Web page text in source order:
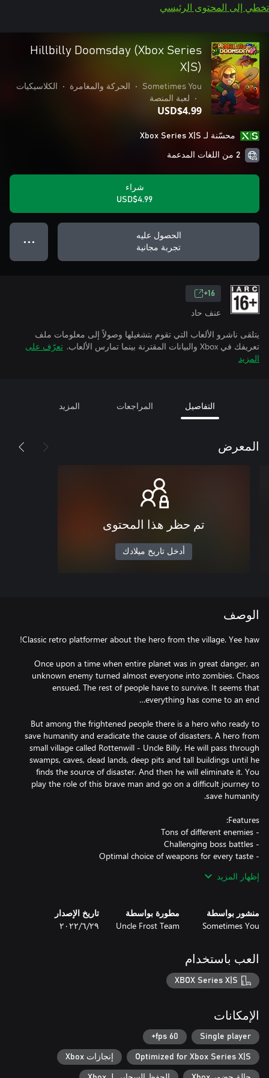
تخطي إلى المحتوى الرئيسي
Hillbilly Doomsday (Xbox Series
X|S)
Sometimes You
• الحركة والمغامرة •
الكلاسيكيات
•
لعبة المنصة
USD$4.99
محسّنة لـ Xbox Series X|S
2 من اللغات المدعمة
شراء
USD$4.99
الحصول عليه
تجربة مجانية
● ● ●
16+
عنف حاد
يتلقى ناشرو الألعاب التي تقوم بتشغيلها وصولاً إلى معلومات ملف
تعريفك في Xbox والبيانات المقترنة بينما تمارس الألعاب.
تعرّف على
المزيد
التفاصيل المراجعات المزيد
المعرض
تم حظر هذا المحتوى
أدخل تاريخ ميلادك
الوصف
Once upon a time when entire planet was in great danger, an
unknown enemy turned almost everyone into zombies. Chaos
ensued. The rest of people have to survive. It seems that
But among the frightened people there is a hero who ready to
save humanity and eradicate the cause of disasters. A hero from
small village called Rottenwill - Uncle Billy. He will pass through
swamps, caves, dead lands, deep pits and tall buildings until he
finds the source of disaster. And then he will eliminate it. You
play the role of this brave man and go on a difficult journey to
- Amazing soundtrack
إظهار المزيد
منشور بواسطة
Sometimes You
مطورة بواسطة
Uncle Frost Team
تاريخ الإصدار
٢٩‏/٦‏/٢٠٢٢
العب باستخدام
XBOX Series X|S
الإمكانات
Single player
60 fps+
Optimized for Xbox Series X|S إنجازات Xbox